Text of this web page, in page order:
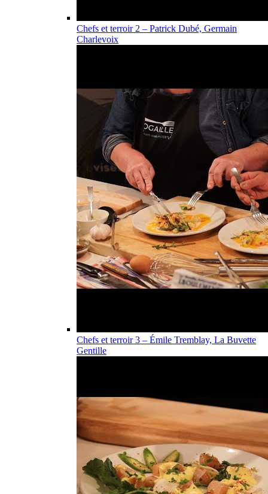
Chefs et terroir 2 – Patrick Dubé, Germain
Charlevoix
Chefs et terroir 3 – Émile Tremblay, La Buvette
Gentille